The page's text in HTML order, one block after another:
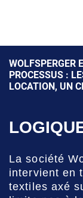
WOLFSPERGER
PROCESSUS :
LOCATION, UN
La société
intervient en
textiles axé